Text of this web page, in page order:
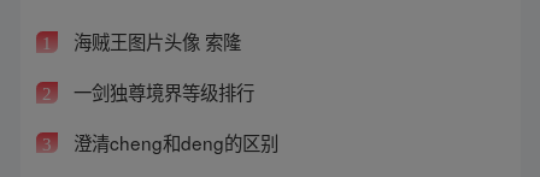
1 海贼王图片头像 索隆
2 一剑独尊境界等级排行
3 澄清cheng和deng的区别